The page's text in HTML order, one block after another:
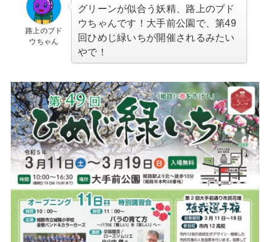
路上のブド
ウちゃん
グリーンが似合う妖精、路上のブド
ウちゃんです！大手前公園で、第49
回ひめじ緑いちが開催されるみたい
やで！